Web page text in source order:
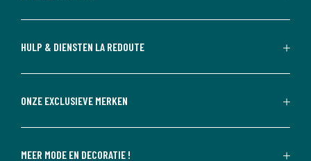
HULP & DIENSTEN LA REDOUTE
ONZE EXCLUSIEVE MERKEN
MEER MODE EN DECORATIE !